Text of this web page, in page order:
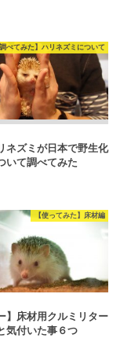
調べてみた】ハリネズミについて
ネズミが日本で野生化
いて調べてみた
【使ってみた】床材編
】床材用クルミリター
気付いた事６つ